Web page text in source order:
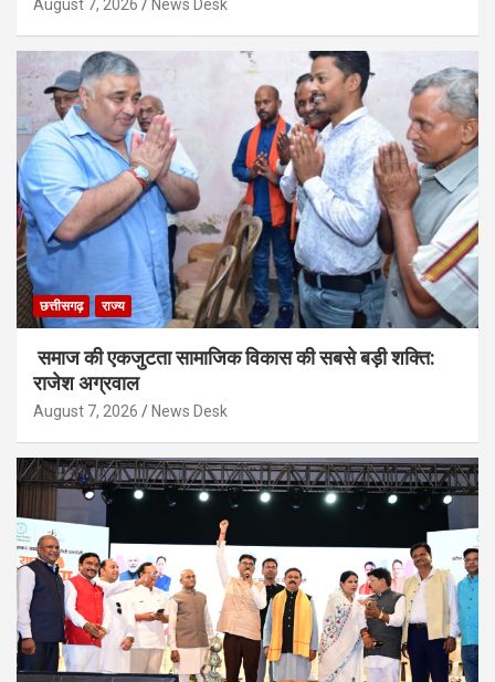
August 7, 2026 News Desk
छत्तीसगढ़ राज्य
समाज की एकजुटता सामाजिक विकास की सबसे बड़ी शक्ति:
राजेश अग्रवाल
August 7, 2026 News Desk